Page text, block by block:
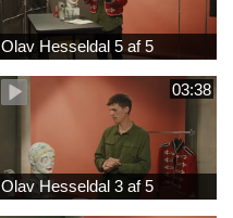
Olav Hesseldal 5 af 5
03:38
Olav Hesseldal 3 af 5